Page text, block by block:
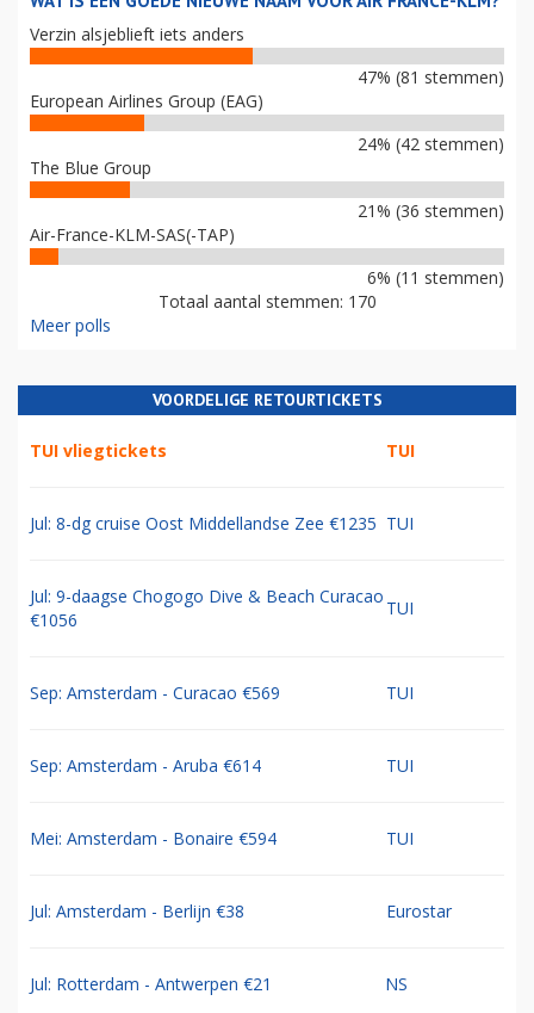
Verzin alsjeblieft iets anders
47% (81 stemmen)
European Airlines Group (EAG)
24% (42 stemmen)
The Blue Group
21% (36 stemmen)
Air-France-KLM-SAS(-TAP)
6% (11 stemmen)
Totaal aantal stemmen: 170
Meer polls
VOORDELIGE RETOURTICKETS
TUI vliegtickets TUI
Jul: 8-dg cruise Oost Middellandse Zee €1235 TUI
Jul: 9-daagse Chogogo Dive & Beach Curacao
€1056
TUI
Sep: Amsterdam - Curacao €569 TUI
Sep: Amsterdam - Aruba €614 TUI
Mei: Amsterdam - Bonaire €594 TUI
Jul: Amsterdam - Berlijn €38 Eurostar
Jul: Rotterdam - Antwerpen €21 NS